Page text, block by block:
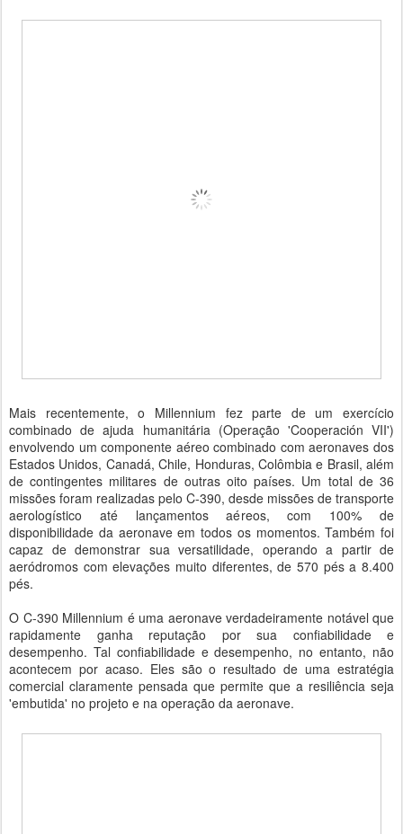
Mais recentemente, o Millennium fez parte de um exercício
combinado de ajuda humanitária (Operação 'Cooperación VII')
envolvendo um componente aéreo combinado com aeronaves dos
Estados Unidos, Canadá, Chile, Honduras, Colômbia e Brasil, além
de contingentes militares de outras oito países. Um total de 36
missões foram realizadas pelo C-390, desde missões de transporte
aerologístico até lançamentos aéreos, com 100% de
disponibilidade da aeronave em todos os momentos. Também foi
capaz de demonstrar sua versatilidade, operando a partir de
aeródromos com elevações muito diferentes, de 570 pés a 8.400
pés.
O C-390 Millennium é uma aeronave verdadeiramente notável que
rapidamente ganha reputação por sua confiabilidade e
desempenho. Tal confiabilidade e desempenho, no entanto, não
acontecem por acaso. Eles são o resultado de uma estratégia
comercial claramente pensada que permite que a resiliência seja
'embutida' no projeto e na operação da aeronave.